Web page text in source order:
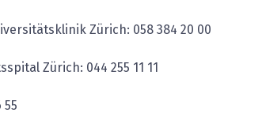
Zürich: 058 384 20 00
Zürich: 044 255 11 11
55